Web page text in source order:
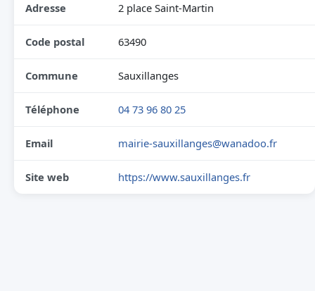
Adresse 2 place Saint-Martin
Code postal 63490
Commune Sauxillanges
Téléphone 04 73 96 80 25
Email mairie-sauxillanges@wanadoo.fr
Site web https://www.sauxillanges.fr